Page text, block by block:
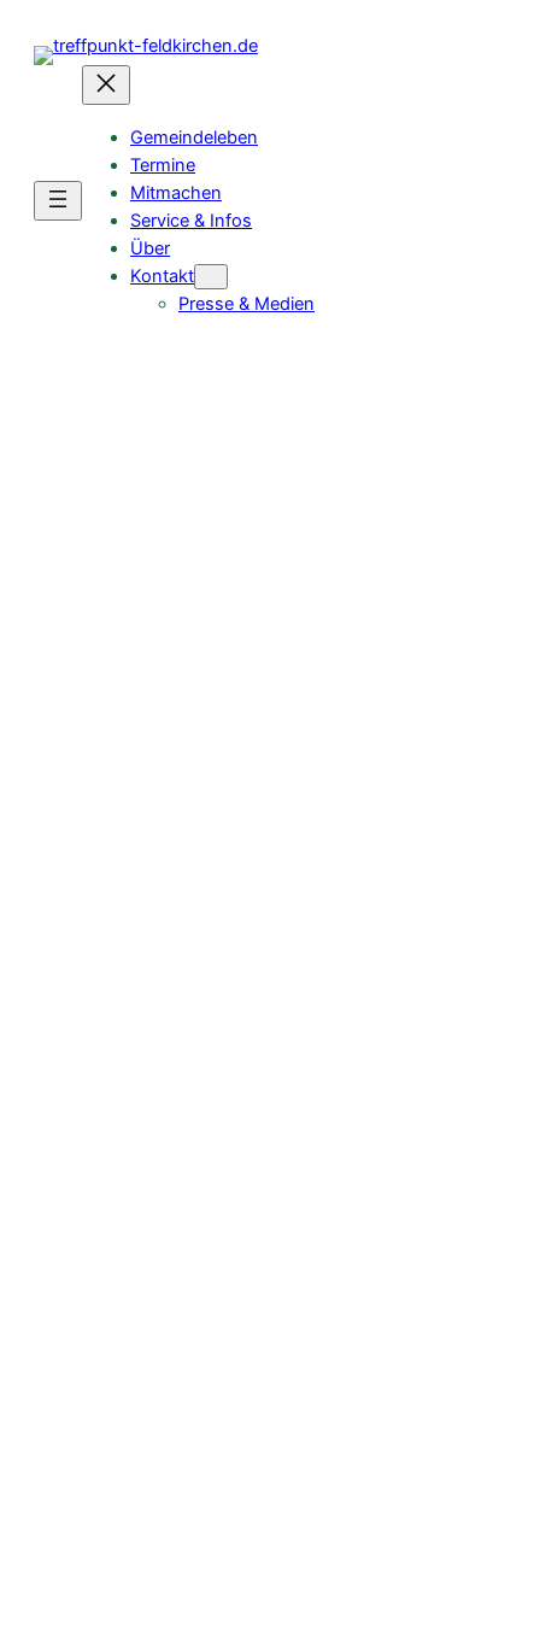
Inhalt
Gemeindeleben
Termine
Mitmachen
Service & Infos
Über
Kontakt
Presse & Medien